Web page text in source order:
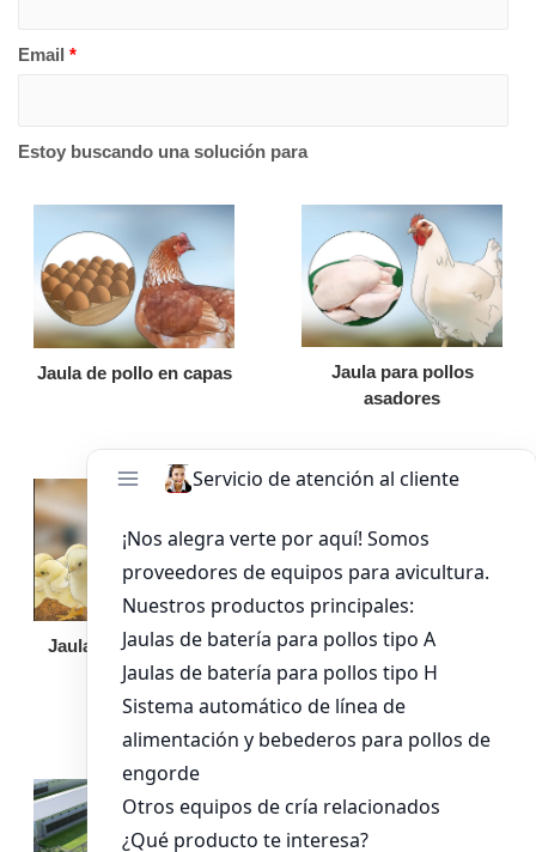
Email *
Estoy buscando una solución para
Jaula de pollo en capas
Jaula para pollos
asadores
Jaula de pollo pollita
Bandeja de
alimentación para
pollos de engorde